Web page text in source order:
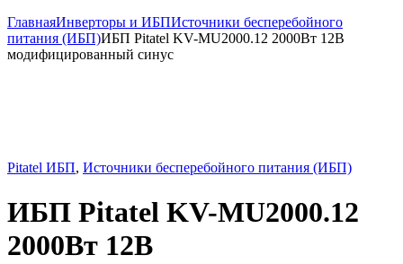
ГлавнаяИнверторы и ИБПИсточники бесперебойного
питания (ИБП)ИБП Pitatel KV-MU2000.12 2000Вт 12В
модифицированный синус
Pitatel ИБП, Источники бесперебойного питания (ИБП)
ИБП Pitatel KV-MU2000.12
2000Вт 12В